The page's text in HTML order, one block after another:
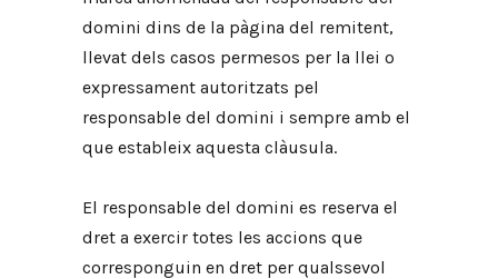
domini dins de la pàgina del remitent,
llevat dels casos permesos per la llei o
expressament autoritzats pel
responsable del domini i sempre amb el
que estableix aquesta clàusula.
El responsable del domini es reserva el
dret a exercir totes les accions que
corresponguin en dret per qualssevol